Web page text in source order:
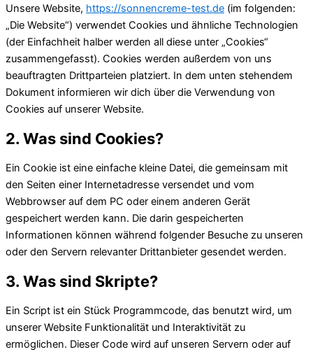
Unsere Website, https://sonnencreme-test.de (im folgenden:
„Die Website“) verwendet Cookies und ähnliche Technologien
(der Einfachheit halber werden all diese unter „Cookies“
zusammengefasst). Cookies werden außerdem von uns
beauftragten Drittparteien platziert. In dem unten stehendem
Dokument informieren wir dich über die Verwendung von
Cookies auf unserer Website.
2. Was sind Cookies?
Ein Cookie ist eine einfache kleine Datei, die gemeinsam mit
den Seiten einer Internetadresse versendet und vom
Webbrowser auf dem PC oder einem anderen Gerät
gespeichert werden kann. Die darin gespeicherten
Informationen können während folgender Besuche zu unseren
oder den Servern relevanter Drittanbieter gesendet werden.
3. Was sind Skripte?
Ein Script ist ein Stück Programmcode, das benutzt wird, um
unserer Website Funktionalität und Interaktivität zu
ermöglichen. Dieser Code wird auf unseren Servern oder auf